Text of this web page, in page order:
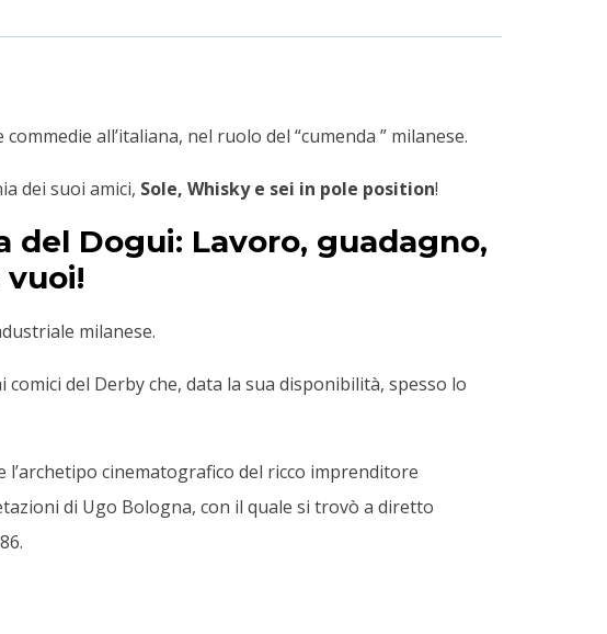
all’italiana, nel ruolo del “cumenda ” milanese.
dei suoi amici, Sole, Whisky e sei in pole position!
del Dogui: Lavoro, guadagno,
milanese.
del Derby che, data la sua disponibilità, spesso lo
cinematografico del ricco imprenditore
di Ugo Bologna, con il quale si trovò a diretto